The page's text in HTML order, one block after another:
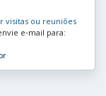
visitas ou reuniões
e‑mail para: